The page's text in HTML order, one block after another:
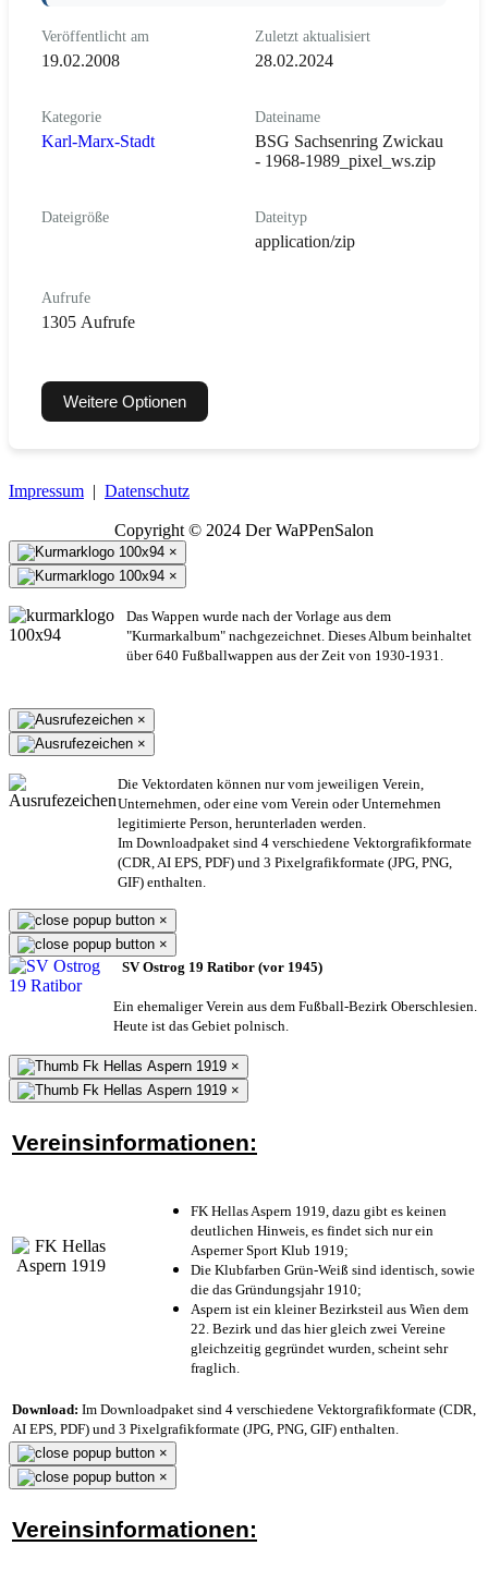
Veröffentlicht am
19.02.2008
Zuletzt aktualisiert
28.02.2024
Kategorie
Karl-Marx-Stadt
Dateiname
BSG Sachsenring Zwickau
- 1968-1989_pixel_ws.zip
Dateigröße Dateityp
application/zip
Aufrufe
1305 Aufrufe
Weitere Optionen
Impressum | Datenschutz
Copyright © 2024 Der WaPPenSalon
×
×
Das Wappen wurde nach der Vorlage aus dem
"Kurmarkalbum" nachgezeichnet. Dieses Album beinhaltet
über 640 Fußballwappen aus der Zeit von 1930-1931.
×
×
Die Vektordaten können nur vom jeweiligen Verein,
Unternehmen, oder eine vom Verein oder Unternehmen
legitimierte Person, herunterladen werden.
Im Downloadpaket sind 4 verschiedene Vektorgrafikformate
(CDR, AI EPS, PDF) und 3 Pixelgrafikformate (JPG, PNG,
GIF) enthalten.
×
×
SV Ostrog 19 Ratibor (vor 1945)
Ein ehemaliger Verein aus dem Fußball-Bezirk Oberschlesien.
Heute ist das Gebiet polnisch.
×
×
Vereinsinformationen:
FK Hellas Aspern 1919, dazu gibt es keinen
deutlichen Hinweis, es findet sich nur ein
Asperner Sport Klub 1919;
Die Klubfarben Grün-Weiß sind identisch, sowie
die das Gründungsjahr 1910;
Aspern ist ein kleiner Bezirksteil aus Wien dem
22. Bezirk und das hier gleich zwei Vereine
gleichzeitig gegründet wurden, scheint sehr
fraglich.
Download: Im Downloadpaket sind 4 verschiedene Vektorgrafikformate (CDR,
AI EPS, PDF) und 3 Pixelgrafikformate (JPG, PNG, GIF) enthalten.
×
×
Vereinsinformationen: